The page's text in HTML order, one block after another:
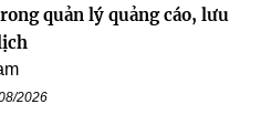
quản lý quảng cáo, lưu
2026